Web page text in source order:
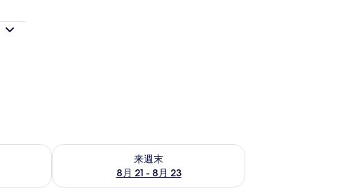
況をチェック
来週末
8月 21 - 8月 23
来週末 8月 21 - 8月 23 の空室状況をチェック